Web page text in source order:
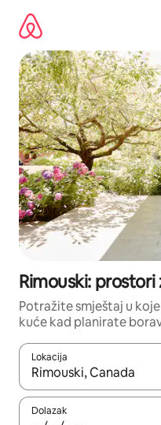
sadržaj
Rimouski:
Potražite smještaj u
kuće kad planirate
Lokacija
Kada budu dostupni
Dolazak